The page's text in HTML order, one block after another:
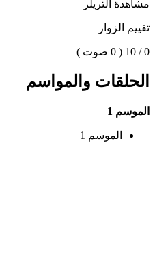
مشاهدة التريلر
تقييم الزوار
0 / 10 ( 0 صوت )
الحلقات والمواسم
الموسم 1
الموسم 1